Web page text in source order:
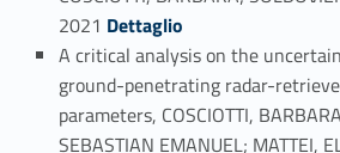
2021 Link identifier #identifier_person_171163-22
Dettaglio
A critical analysis on the
ground-penetrating radar-
parameters, COSCIOTTI,
SEBASTIAN EMANUEL; MATTEI,